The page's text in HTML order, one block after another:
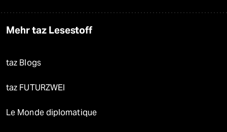
Mehr taz Lesestoff
taz Blogs
taz FUTURZWEI
Le Monde diplomatique